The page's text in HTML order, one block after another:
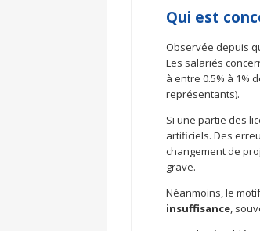
Qui est
Observée depuis
Les salariés
à entre 0.5% à 1%
représentants).
Si une partie des
artificiels. Des
changement de
grave.
Néanmoins, le
insuffisance,